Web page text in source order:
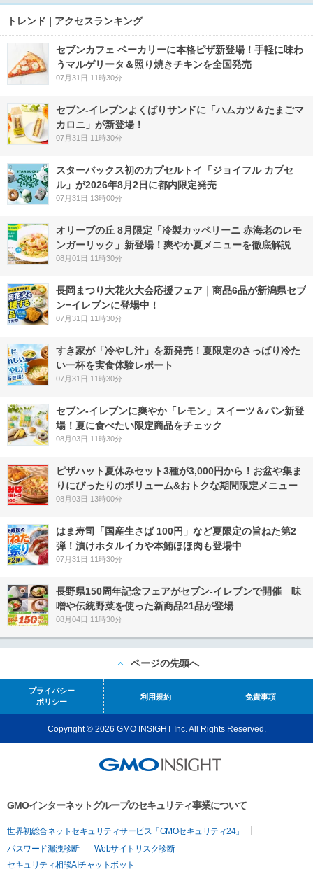
トレンド | アクセスランキング
セブンカフェ ベーカリーに本格ピザ新登場！手軽に味わ
うマルゲリータ＆照り焼きチキンを全国発売
07月31日 11時30分
セブン‐イレブンよくばりサンドに「ハムカツ＆たまごマ
カロニ」が新登場！
07月31日 11時30分
スターバックス初のカプセルトイ「ジョイフル カプセ
ル」が2026年8月2日に都内限定発売
07月31日 13時00分
オリーブの丘 8月限定「冷製カッペリーニ 赤海老のレモ
ンガーリック」新登場！爽やか夏メニューを徹底解説
08月01日 11時30分
長岡まつり大花火大会応援フェア｜商品6品が新潟県セブ
ン−イレブンに登場中！
07月31日 11時30分
すき家が「冷やし汁」を新発売！夏限定のさっぱり冷た
い一杯を実食体験レポート
07月31日 11時30分
セブン‐イレブンに爽やか「レモン」スイーツ＆パン新登
場！夏に食べたい限定商品をチェック
08月03日 11時30分
ピザハット夏休みセット3種が3,000円から！お盆や集ま
りにぴったりのボリューム&おトクな期間限定メニュー
08月03日 13時00分
はま寿司「国産生さば 100円」など夏限定の旨ねた第2
弾！漬けホタルイカや本鮪ほほ肉も登場中
07月31日 11時30分
長野県150周年記念フェアがセブン-イレブンで開催 味
噌や伝統野菜を使った新商品21品が登場
08月04日 11時30分
ページの先頭へ
プライバシー
ポリシー
利用規約 免責事項
Copyright © 2026 GMO INSIGHT Inc. All Rights Reserved.
GMOインターネットグループのセキュリティ事業について
世界初総合ネットセキュリティサービス「GMOセキュリティ24」
パスワード漏洩診断
Webサイトリスク診断
セキュリティ相談AIチャットボット